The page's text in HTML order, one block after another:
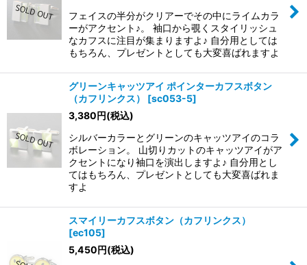
フェイスの半分がクリアーでその中にライムカラ
ーがアクセント♪。 袖口から覗くスタイリッシュ
なカフスに注目が集まりますよ♪ 自分用としては
もちろん、プレゼントとしても大変喜ばれますよ
グリーンキャッツアイ ポインターカフスボタン
（カフリンクス）
[sc053-5]
3,380円(税込)
シルバーカラーとグリーンのキャッツアイのコラ
ボレーション。 山切りカットのキャッツアイがア
クセントになり袖口を演出しますよ♪ 自分用とし
てはもちろん、プレゼントとしても大変喜ばれま
すよ
スマイリーカフスボタン（カフリンクス）
[ec105]
5,450円(税込)